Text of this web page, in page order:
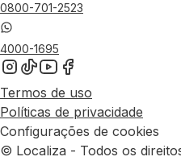
0800-701-2523
4000-1695
Termos de uso
Políticas de privacidade
Configurações de cookies
© Localiza - Todos os